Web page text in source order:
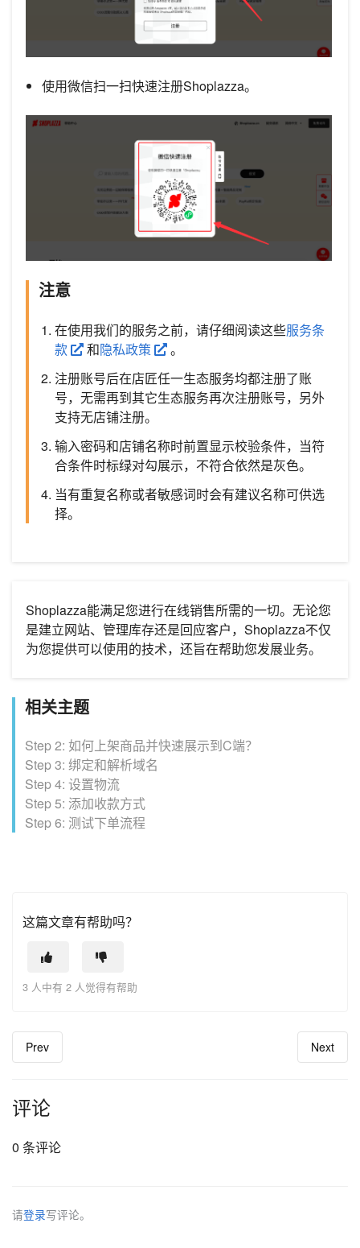
使用微信扫一扫快速注册Shoplazza。
注意
在使用我们的服务之前，请仔细阅读这些服务条
款
和隐私政策
。
注册账号后在店匠任一生态服务均都注册了账
号，无需再到其它生态服务再次注册账号，另外
支持无店铺注册。
输入密码和店铺名称时前置显示校验条件，当符
合条件时标绿对勾展示，不符合依然是灰色。
当有重复名称或者敏感词时会有建议名称可供选
择。
Shoplazza能满足您进行在线销售所需的一切。无论您
是建立网站、管理库存还是回应客户，Shoplazza不仅
为您提供可以使用的技术，还旨在帮助您发展业务。
相关主题
Step 2: 如何上架商品并快速展示到C端？
Step 3: 绑定和解析域名
Step 4: 设置物流
Step 5: 添加收款方式
Step 6: 测试下单流程
这篇文章有帮助吗？
3 人中有 2 人觉得有帮助
Prev Next
评论
0 条评论
请登录写评论。